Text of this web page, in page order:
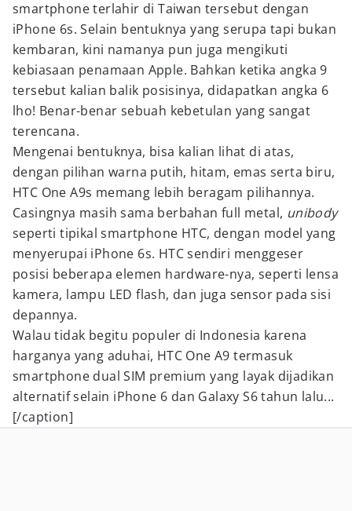
smartphone terlahir di Taiwan tersebut dengan
iPhone 6s. Selain bentuknya yang serupa tapi bukan
kembaran, kini namanya pun juga mengikuti
kebiasaan penamaan Apple. Bahkan ketika angka 9
tersebut kalian balik posisinya, didapatkan angka 6
lho! Benar-benar sebuah kebetulan yang sangat
terencana.
Mengenai bentuknya, bisa kalian lihat di atas,
dengan pilihan warna putih, hitam, emas serta biru,
HTC One A9s memang lebih beragam pilihannya.
Casingnya masih sama berbahan full metal, unibody
seperti tipikal smartphone HTC, dengan model yang
menyerupai iPhone 6s. HTC sendiri menggeser
posisi beberapa elemen hardware-nya, seperti lensa
kamera, lampu LED flash, dan juga sensor pada sisi
depannya.
Walau tidak begitu populer di Indonesia karena
harganya yang aduhai, HTC One A9 termasuk
smartphone dual SIM premium yang layak dijadikan
alternatif selain iPhone 6 dan Galaxy S6 tahun lalu...
[/caption]